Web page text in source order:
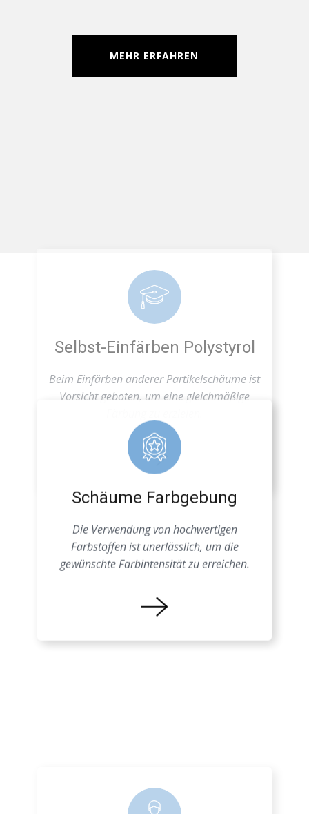
MEHR ERFAHREN
Beim Einfärben anderer Partikelschäume ist
Vorsicht geboten, um eine gleichmäßige
Färbung zu erzielen.
Schäume Farbgebung
Die Verwendung von hochwertigen
Farbstoffen ist unerlässlich, um die
gewünschte Farbintensität zu erreichen.
Eine genaue Kenntnis der